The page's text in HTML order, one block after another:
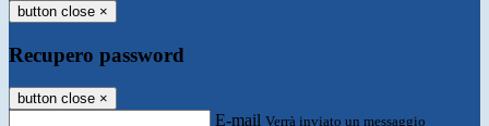
button close ×
Recupero password
button close ×
E-mail Verrà inviato un messaggio